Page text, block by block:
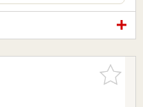
お気に入
りに追加